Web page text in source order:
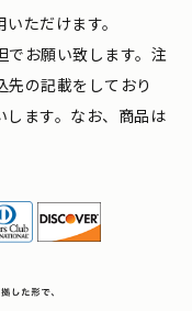
ただけます。
でお願い致します。注
先の記載をしており
します。なお、商品は